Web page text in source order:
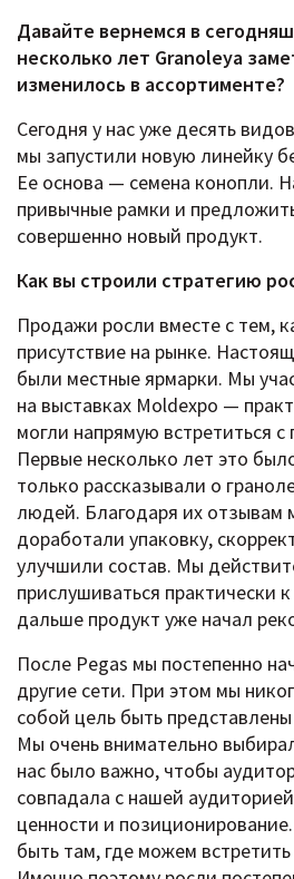
Давайте вернемся в
несколько лет Granoleya
изменилось в ассортименте?
Сегодня у нас уже десять
мы запустили новую линейку
Ее основа — семена конопли.
привычные рамки и
совершенно новый продукт.
Как вы строили стратегию
Продажи росли вместе с тем,
присутствие на рынке.
были местные ярмарки. Мы
на выставках Moldexpo —
могли напрямую встретиться с
Первые несколько лет это
только рассказывали о
людей. Благодаря их отзывам
доработали упаковку,
улучшили состав. Мы
прислушиваться практически
дальше продукт уже начал
После Pegas мы постепенно
другие сети. При этом мы
собой цель быть
Мы очень внимательно
нас было важно, чтобы
совпадала с нашей
ценности и
быть там, где можем